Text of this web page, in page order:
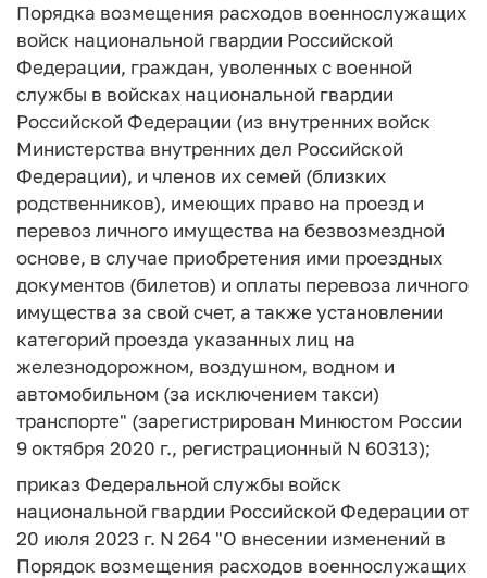
Порядка возмещения расходов военнослужащих
войск национальной гвардии Российской
Федерации, граждан, уволенных с военной
службы в войсках национальной гвардии
Российской Федерации (из внутренних войск
Министерства внутренних дел Российской
Федерации), и членов их семей (близких
родственников), имеющих право на проезд и
перевоз личного имущества на безвозмездной
основе, в случае приобретения ими проездных
документов (билетов) и оплаты перевоза личного
имущества за свой счет, а также установлении
категорий проезда указанных лиц на
железнодорожном, воздушном, водном и
автомобильном (за исключением такси)
транспорте" (зарегистрирован Минюстом России
9 октября 2020 г., регистрационный N 60313);
приказ Федеральной службы войск
национальной гвардии Российской Федерации от
20 июля 2023 г. N 264 "О внесении изменений в
Порядок возмещения расходов военнослужащих